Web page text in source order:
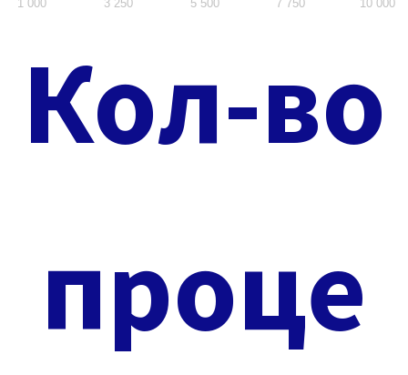
1 000 3 250 5 500 7 750 10 000
Кол-во
проце